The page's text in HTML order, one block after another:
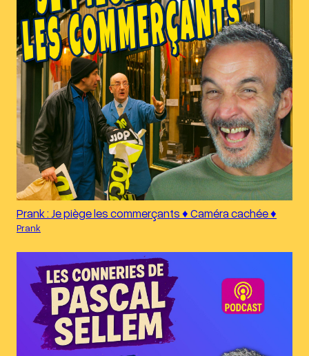
Prank : Je piège les commerçants ♦︎ Caméra cachée ♦︎
Prank